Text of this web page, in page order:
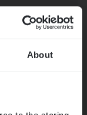
About
én op het